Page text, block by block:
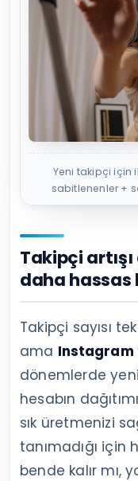
Yeni takipçi için
sabitlenenler +
Takipçi
daha hassas
Takipçi sayısı
ama
dönemlerde yeni
hesabın
sık üretmenizi
tanımadığı için
bende kalır mı,